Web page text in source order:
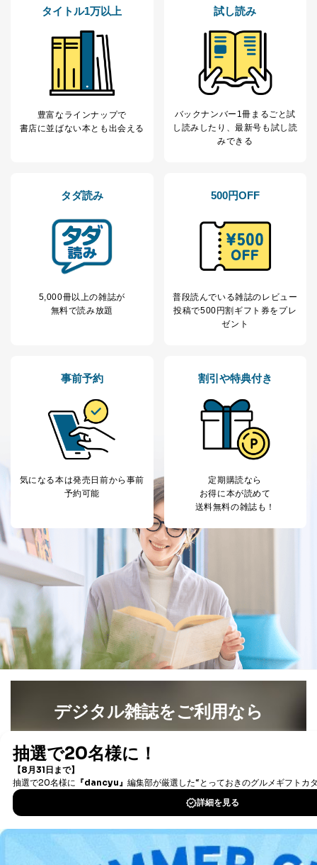
タイトル1万以上
豊富なラインナップで
書店に並ばない本とも出会える
試し読み
バックナンバー1冊まるごと試
し読み したり、最新号も試し読
みできる
タダ読み
5,000冊以上の雑誌が
無料で読み放題
500円OFF
普段読んでいる雑誌のレビュー
投稿で500円割ギフト券をプレ
ゼント
事前予約
気になる本は発売日前から事前
予約可能
割引や特典付き
定期購読なら
お得に本が読めて
送料無料の雑誌も！
デジタル雑誌をご利用なら
書籍）が無料で読み放題！
DOWNLOAD FOR IOS
DOWNLOAD FOR ANDROID